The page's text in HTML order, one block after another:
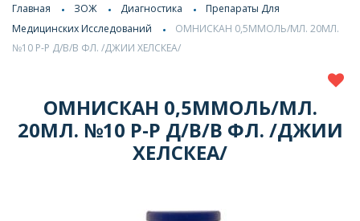
Главная ЗОЖ Диагностика
Препараты Для
Медицинских Исследований
ОМНИСКАН 0,5ММОЛЬ/МЛ. 20МЛ.
№10 Р-Р Д/В/В ФЛ. /ДЖИИ ХЕЛСКЕА/
ОМНИСКАН 0,5ММОЛЬ/МЛ.
20МЛ. №10 Р-Р Д/В/В ФЛ. /ДЖИИ
ХЕЛСКЕА/